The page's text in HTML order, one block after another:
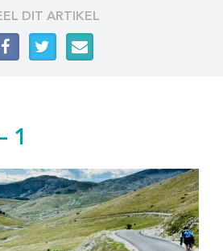
DIT ARTIKEL
1